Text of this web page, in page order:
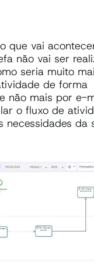
que vai
não vai ser
seria muito
de forma
não mais por e-
o fluxo de
necessidades da